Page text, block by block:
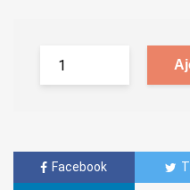
Facebook